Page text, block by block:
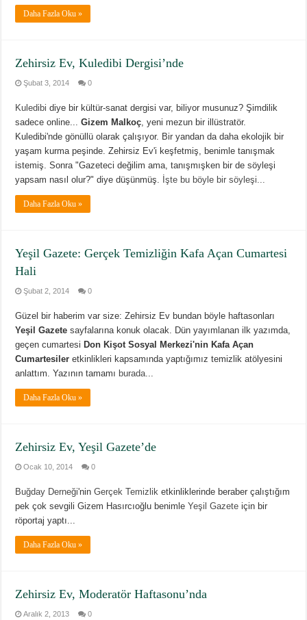
Daha Fazla Oku »
Zehirsiz Ev, Kuledibi Dergisi’nde
Şubat 3, 2014 0
Kuledibi diye bir kültür-sanat dergisi var, biliyor musunuz? Şimdilik
sadece online...Gizem Malkoç , yeni mezun bir illüstratör.
Kuledibi'nde gönüllü olarak çalışıyor. Bir yandan da daha ekolojik bir
yaşam kurma peşinde. Zehirsiz Ev'i keşfetmiş, benimle tanışmak
istemiş. Sonra "Gazeteci değilim ama, tanışmışken bir de söyleşi
yapsam nasıl olur?" diye düşünmüş. İşte bu böyle bir söyleşi...
Daha Fazla Oku »
Yeşil Gazete: Gerçek Temizliğin Kafa Açan Cumartesi
Hali
Şubat 2, 2014 0
Güzel bir haberim var size: Zehirsiz Ev bundan böyle haftasonları
Yeşil Gazete sayfalarına konuk olacak. Dün yayımlanan ilk yazımda,
geçen cumartesiDon Kişot Sosyal Merkezi'nin Kafa Açan
Cumartesiler etkinlikleri kapsamında yaptığımız temizlik atölyesini
anlattım. Yazının tamamıburada
Daha Fazla Oku »
Zehirsiz Ev, Yeşil Gazete’de
Ocak 10, 2014 0
Buğday Derneği'ninGerçek Temizlik etkinliklerinde beraber çalıştığım
pek çok sevgili Gizem Hasırcıoğlu benimleYeşil Gazete için bir
röportaj yaptı...
Daha Fazla Oku »
Zehirsiz Ev, Moderatör Haftasonu’nda
Aralık 2, 2013 0